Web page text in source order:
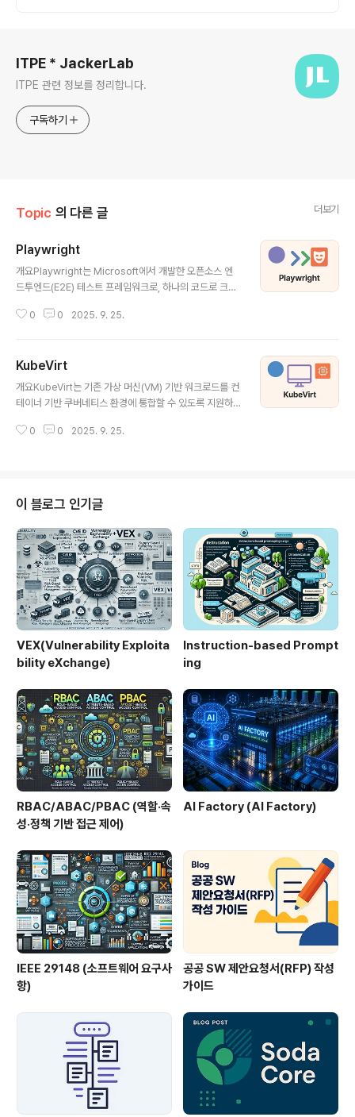
ITPE * JackerLab
ITPE 관련 정보를 정리합니다.
구독하기
Topic 의 다른 글 더보기
Playwright
개요Playwright는 Microsoft에서 개발한 오픈소스 엔
드투엔드(E2E) 테스트 프레임워크로, 하나의 코드로 크롬,
션을 테스트할 수 있도록 지원합니다. 최신 웹 표준과 강력
ht는 다양한 브라우저에서 자동화 테스트를 수행하는 No
de.js 기반 테스트 프레임워크입니다.목적브라우저 호환
성 테스트 및 사용자 시나리오 기반 자동화를 통해 품질 높
및 복잡한 UI 요소 테스트의 자동화 필요성 증가에 따라 정
0 0 2025. 9. 25.
KubeVirt
개요KubeVirt는 기존 가상 머신(VM) 기반 워크로드를 컨
테이너 기반 쿠버네티스 환경에 통합할 수 있도록 지원하
버네티스 클러스터에서 통합 관리할 수 있어, 레거시 애플
해주는 확장 기능입니다.목적VM 기반 애플리케이션을 쿠
버네티스 생태계에서 유연하게 운영할 수 있도록 지원합니
다.필요성컨테이너로 전환이 어려운 레거시 시스템을 클라
우드 네이티브 환경에서 함께 운영할 수 있는 대안이 필요
합니다.2. 특징특징설명차별점하이브리드 워크로드VM과
컨테이너를 동시에 운영 가능기존 VM 관리 툴..
0 0 2025. 9. 25.
이 블로그 인기글
VEX(Vulnerability Exploita
bility eXchange)
Instruction-based Prompt
ing
RBAC/ABAC/PBAC (역할·속
성·정책 기반 접근 제어)
AI Factory (AI Factory)
IEEE 29148 (소프트웨어 요구사
항)
공공 SW 제안요청서(RFP) 작성
가이드